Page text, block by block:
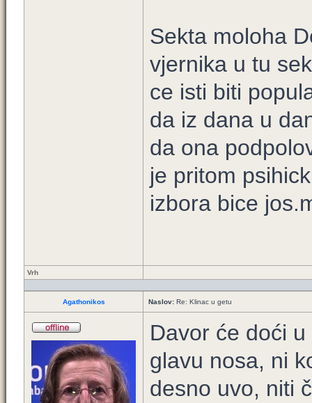
Sekta moloha
vjernika u tu
ce isti biti
da iz dana u
da ona
je pritom
izbora bice
Vrh
Agathonikos Naslov: Re: Klinac u getu
Davor će doći
glavu nosa, ni
desno uvo, niti